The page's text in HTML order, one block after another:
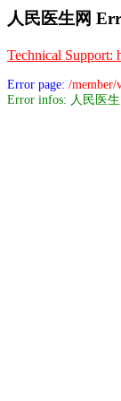
人民医生网
Technical Support:
Error page: /member/
Error infos: 人民医生